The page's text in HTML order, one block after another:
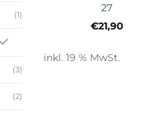
(1)
(3)
(2)
27
€21,90
inkl. 19 % MwSt.